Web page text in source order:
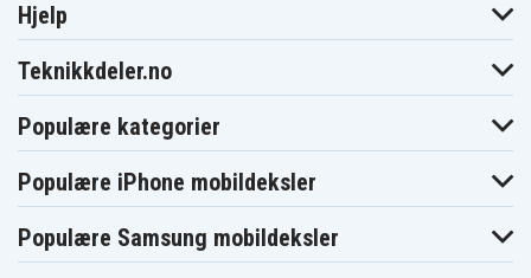
Hjelp
Teknikkdeler.no
Populære kategorier
Populære iPhone mobildeksler
Populære Samsung mobildeksler